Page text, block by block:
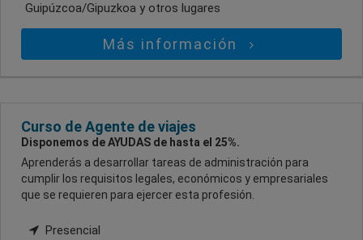
Guipúzcoa/Gipuzkoa y otros lugares
Más información
Curso de Agente de viajes
Disponemos de AYUDAS de hasta el 25%.
Aprenderás a desarrollar tareas de administración para
cumplir los requisitos legales, económicos y empresariales
que se requieren para ejercer esta profesión.
Presencial